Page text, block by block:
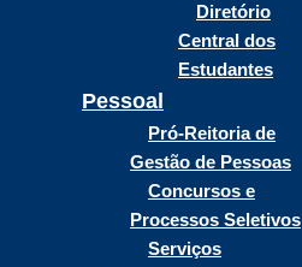
Diretório
Central dos
Estudantes
Pessoal
Pró-Reitoria de
Gestão de Pessoas
Concursos e
Processos Seletivos
Serviços